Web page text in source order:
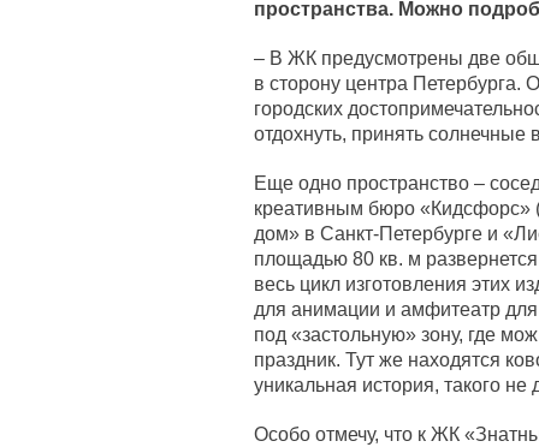
пространства. Можно
– В ЖК предусмотрены две
в сторону центра
городских
отдохнуть, принять солнечные
Еще одно пространство –
креативным бюро «Кидсфорс»
дом» в Санкт-Петербурге и
площадью 80 кв. м
весь цикл изготовления этих
для анимации и амфитеатр
под «застольную» зону, где
праздник. Тут же находятся
уникальная история, такого не
Особо отмечу, что к ЖК